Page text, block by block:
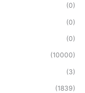
(0)
(0)
(0)
(10000)
(3)
(1839)